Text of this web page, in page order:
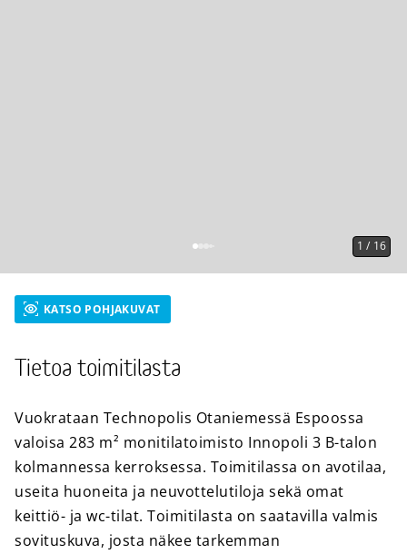
1 / 16
KATSO POHJAKUVAT
Tietoa toimitilasta
Vuokrataan Technopolis Otaniemessä Espoossa
valoisa 283 m² monitilatoimisto Innopoli 3 B-talon
kolmannessa kerroksessa. Toimitilassa on avotilaa,
useita huoneita ja neuvottelutiloja sekä omat
keittiö- ja wc-tilat. Toimitilasta on saatavilla valmis
sovituskuva, josta näkee tarkemman